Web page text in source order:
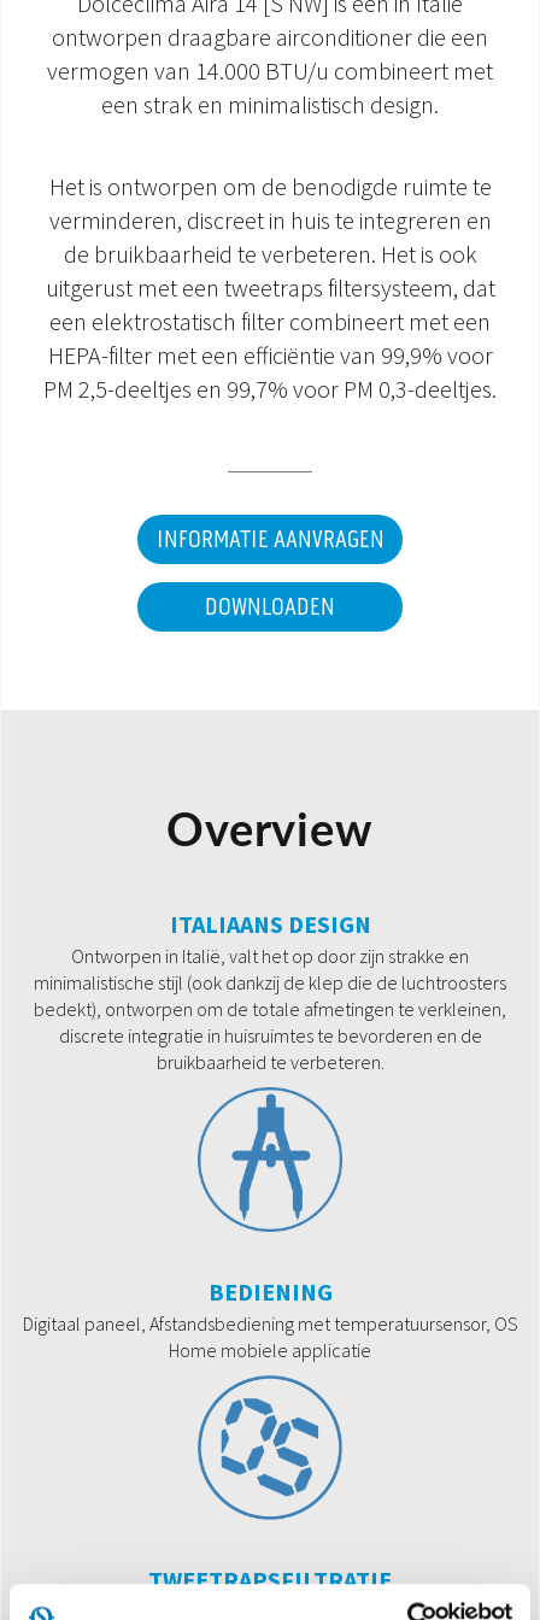
DOCUMENTATIE PRODUCTEN
ontworpen draagbare airconditioner die een
vermogen van 14.000 BTU/u combineert met
een strak en minimalistisch design.
Het is ontworpen om de benodigde ruimte te
verminderen, discreet in huis te integreren en
de bruikbaarheid te verbeteren. Het is ook
uitgerust met een tweetraps filtersysteem, dat
een elektrostatisch filter combineert met een
HEPA-filter met een efficiëntie van 99,9% voor
PM 2,5-deeltjes en 99,7% voor PM 0,3-deeltjes.
INFORMATIE AANVRAGEN
DOWNLOADEN
Overview
ITALIAANS DESIGN
Ontworpen in Italië, valt het op door zijn strakke en
minimalistische stijl (ook dankzij de klep die de luchtroosters
bedekt), ontworpen om de totale afmetingen te verkleinen,
discrete integratie in huisruimtes te bevorderen en de
bruikbaarheid te verbeteren.
BEDIENING
Digitaal paneel, Afstandsbediening met temperatuursensor, OS
Home mobiele applicatie
TWEETRAPSFILTRATIE
Elektrostatische filter (met anti-stoffunctie) en HEPA-filter met